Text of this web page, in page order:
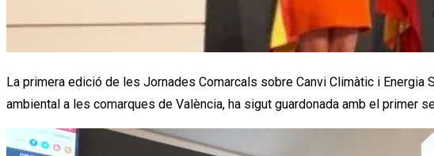
La primera edició de les Jornades Comarcals sobre Canvi Climàtic i
ambiental a les comarques de València, ha sigut guardonada amb el primer